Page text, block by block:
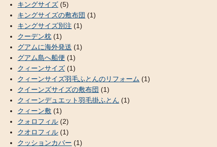
キングサイズ (5)
キングサイズの敷布団 (1)
キングサイズ別注 (1)
クーデン枕 (1)
グアムに海外発送 (1)
グアム島へ船便 (1)
クィーンサイズ (1)
クィーンサイズ羽毛ふとんのリフォーム (1)
クイーンズサイズの敷布団 (1)
クィーンデュエット羽毛掛ふとん (1)
クィーン敷 (1)
クォロフィル (2)
クオロフィル (1)
クッションカバー (1)